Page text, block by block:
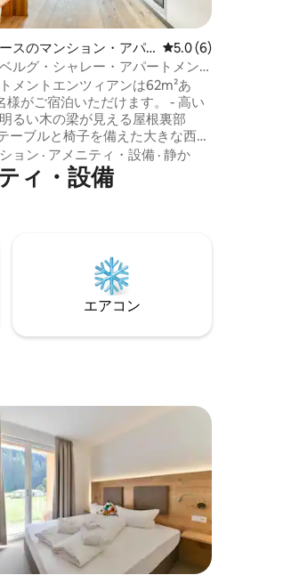
中5.0つ星の平均評価
スのマンション・アパ
レビュー6件、5つ
5.0 (6)
ルグ・シャレー・アパートメン
ツィアン
メントエンツィアンは62m²あ
様がご宿泊いただけます。 - 高い
るい木の梁が見える屋根裏部
ーブルと椅子を備えた大きな西向
ニー（素晴らしい山の景色）。
ルーム（ダブルベッド2台）、 -2
ム（1つはバスタブとシャワー、
ョン · アメニティ・設備 · 静か
ィ・設備
エアコン